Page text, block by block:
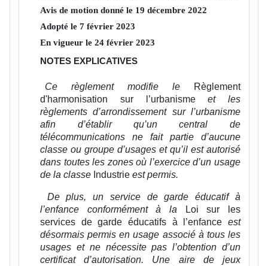
Avis de motion donné le 19décembre2022
Adopté le7février2023
En vigueur le24février2023
NOTES EXPLICATIVES
Ce règlement modifie le
Règlement
d'harmonisation sur l’urbanismeet les
règlements d’arrondissement sur l’urbanisme
afin d’établir qu’un central de
télécommunications ne fait partie d’aucune
classe ou groupe d’usages et qu’il est autorisé
dans toutes les zones où l’exercice d’un usage
de la classe Industrie est permis.
De plus, un service de garde éducatif à
l’enfance conformément à la
Loi sur les
services de garde éducatifs à l’enfance est
désormais permis en usage associé à tous les
usages et ne nécessite pas l’obtention d’un
certificat d’autorisation. Une aire de jeux